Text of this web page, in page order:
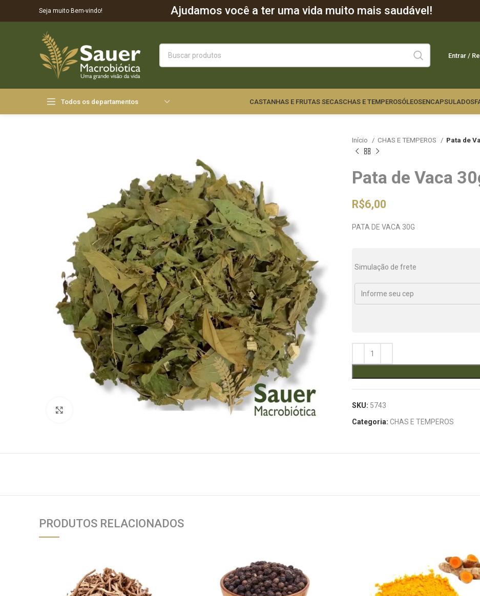
Seja muito Bem-vindo! Ajudamos você a ter uma vida muito mais saudável!
Entrar /
Todos os departamentos CASTANHAS E FRUTAS SECASCHAS E TEMPEROSÓLEOSENCAPSULADOS
Início CHAS E TEMPEROS Pata de
Pata de Vaca
R$6,00
PATA DE VACA 30G
Simulação de frete
SKU: 5743
Categoria: CHAS E TEMPEROS
PRODUTOS RELACIONADOS